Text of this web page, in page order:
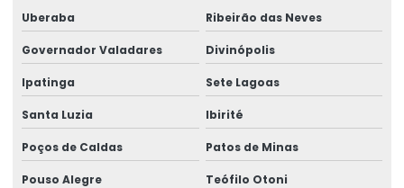
Uberaba Ribeirão das Neves
Governador Valadares Divinópolis
Ipatinga Sete Lagoas
Santa Luzia Ibirité
Poços de Caldas Patos de Minas
Pouso Alegre Teófilo Otoni